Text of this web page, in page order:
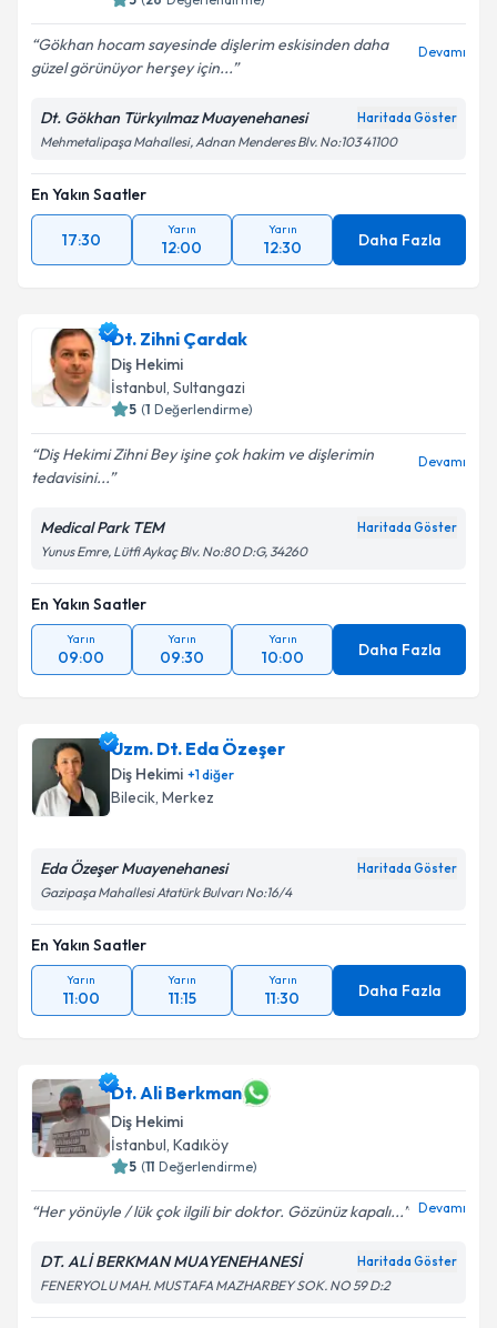
Gökhan hocam sayesinde dişlerim eskisinden daha
güzel görünüyor herşey için...
Devamı
Dt. Gökhan Türkyılmaz Muayenehanesi Haritada Göster
Mehmetalipaşa Mahallesi, Adnan Menderes Blv. No:103 41100
En Yakın Saatler
17:30
Yarın
12:00
Yarın
12:30 Daha Fazla
Dt. Zihni Çardak
Diş Hekimi
İstanbul, Sultangazi
5 (1 Değerlendirme)
Diş Hekimi Zihni Bey işine çok hakim ve dişlerimin
tedavisini...
Devamı
Medical Park TEM Haritada Göster
Yunus Emre, Lütfi Aykaç Blv. No:80 D:G, 34260
En Yakın Saatler
Yarın
09:00
Yarın
09:30
Yarın
10:00 Daha Fazla
Uzm. Dt. Eda Özeşer
Diş Hekimi +1diğer
Bilecik, Merkez
Eda Özeşer Muayenehanesi Haritada Göster
Gazipaşa Mahallesi Atatürk Bulvarı No:16/4
En Yakın Saatler
Yarın
11:00
Yarın
11:15
Yarın
11:30 Daha Fazla
Dt. Ali Berkman
Diş Hekimi
İstanbul, Kadıköy
5 (11 Değerlendirme)
Her yönüyle / lük çok ilgili bir doktor. Gözünüz kapalı... Devamı
DT. ALİ BERKMAN MUAYENEHANESİ Haritada Göster
FENERYOLU MAH. MUSTAFA MAZHARBEY SOK. NO 59 D:2